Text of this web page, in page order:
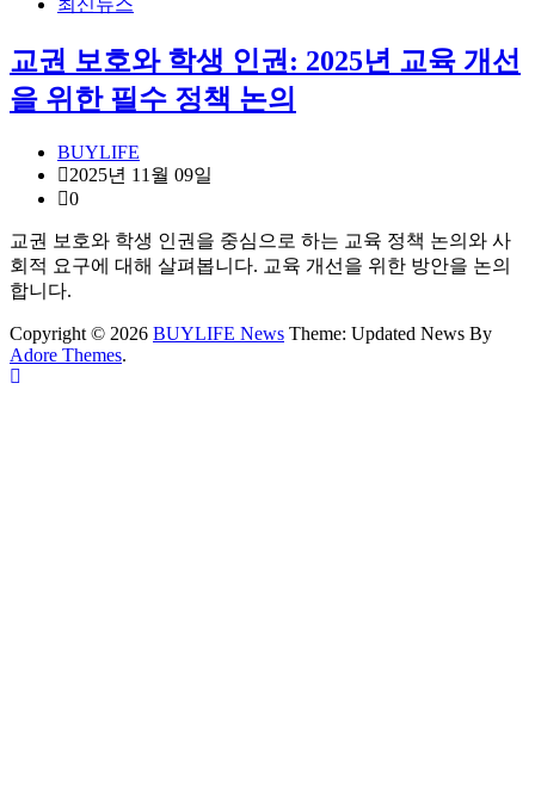
최신뉴스
교권 보호와 학생 인권: 2025년 교육 개선
을 위한 필수 정책 논의
BUYLIFE
2025년 11월 09일
0
교권 보호와 학생 인권을 중심으로 하는 교육 정책 논의와 사
회적 요구에 대해 살펴봅니다. 교육 개선을 위한 방안을 논의
합니다.
Copyright © 2026 BUYLIFE News Theme: Updated News By
Adore Themes.